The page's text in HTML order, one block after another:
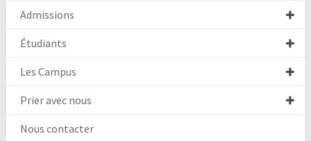
Admissions
Étudiants
Les Campus
Prier avec nous
Nous contacter